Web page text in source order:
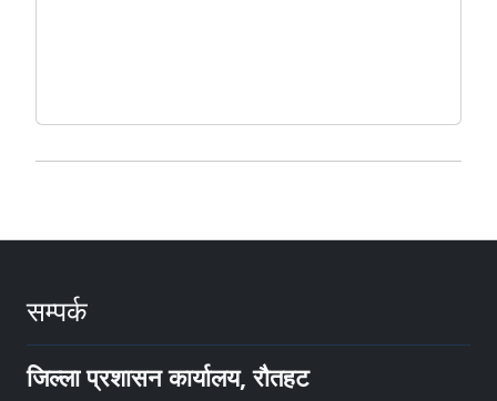
सम्पर्क
जिल्ला प्रशासन कार्यालय, रौतहट